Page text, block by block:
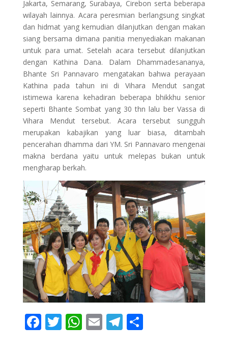
Jakarta, Semarang, Surabaya, Cirebon serta beberapa
wilayah lainnya. Acara peresmian berlangsung singkat
dan hidmat yang kemudian dilanjutkan dengan makan
siang bersama dimana panitia menyediakan makanan
untuk para umat. Setelah acara tersebut dilanjutkan
dengan Kathina Dana. Dalam Dhammadesananya,
Bhante Sri Pannavaro mengatakan bahwa perayaan
Kathina pada tahun ini di Vihara Mendut sangat
istimewa karena kehadiran beberapa bhikkhu senior
seperti Bhante Sombat yang 30 thn lalu ber Vassa di
Vihara Mendut tersebut. Acara tersebut sungguh
merupakan kabajikan yang luar biasa, ditambah
pencerahan dhamma dari YM. Sri Pannavaro mengenai
makna berdana yaitu untuk melepas bukan untuk
mengharap berkah.
F T W E T S